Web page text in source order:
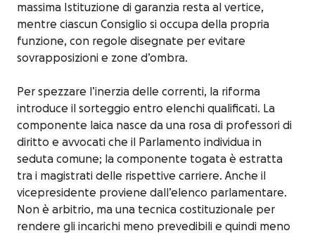
massima Istituzione di garanzia resta al vertice,
mentre ciascun Consiglio si occupa della propria
funzione, con regole disegnate per evitare
sovrapposizioni e zone d’ombra.
Per spezzare l’inerzia delle correnti, la riforma
introduce il sorteggio entro elenchi qualificati. La
componente laica nasce da una rosa di professori di
diritto e avvocati che il Parlamento individua in
seduta comune; la componente togata è estratta
tra i magistrati delle rispettive carriere. Anche il
vicepresidente proviene dall’elenco parlamentare.
Non è arbitrio, ma una tecnica costituzionale per
rendere gli incarichi meno prevedibili e quindi meno